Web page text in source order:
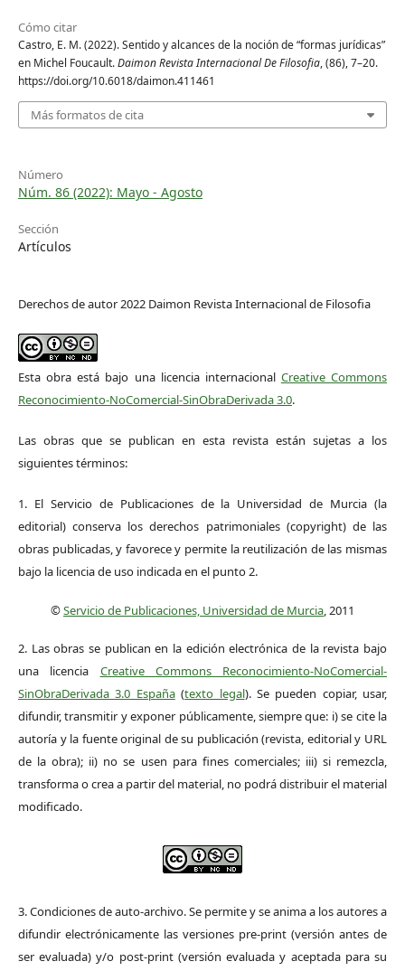
Cómo citar
Castro, E. M. (2022). Sentido y alcances de la noción de “formas jurídicas”
en Michel Foucault.Daimon Revista Internacional De Filosofia, (86), 7–20.
https://doi.org/10.6018/daimon.411461
Más formatos de cita
Número
Núm. 86 (2022): Mayo - Agosto
Sección
Artículos
Derechos de autor 2022 Daimon Revista Internacional de Filosofia
Esta obra está bajo una licencia internacional Creative Commons
Reconocimiento-NoComercial-SinObraDerivada 3.0.
Las obras que se publican en esta revista están sujetas a los
siguientes términos:
1. El Servicio de Publicaciones de la Universidad de Murcia (la
editorial) conserva los derechos patrimoniales (copyright) de las
obras publicadas, y favorece y permite la reutilización de las mismas
bajo la licencia de uso indicada en el punto 2.
©Servicio de Publicaciones, Universidad de Murcia, 2011
2. Las obras se publican en la edición electrónica de la revista bajo
una licencia Creative Commons Reconocimiento-NoComercial-
SinObraDerivada 3.0 España(texto legal). Se pueden copiar, usar,
difundir, transmitir y exponer públicamente, siempre que: i) se cite la
autoría y la fuente original de su publicación (revista, editorial y URL
de la obra); ii) no se usen para fines comerciales; iii) si remezcla,
transforma o crea a partir del material, no podrá distribuir el material
modificado.
3. Condiciones de auto-archivo. Se permite y se anima a los autores a
difundir electrónicamente las versiones pre-print (versión antes de
ser evaluada) y/o post-print (versión evaluada y aceptada para su